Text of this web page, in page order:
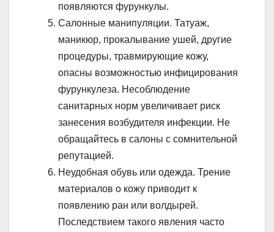
появляются фурункулы.
Салонные манипуляции. Татуаж,
маникюр, прокалывание ушей, другие
процедуры, травмирующие кожу,
опасны возможностью инфицирования
фурункулеза. Несоблюдение
санитарных норм увеличивает риск
занесения возбудителя инфекции. Не
обращайтесь в салоны с сомнительной
репутацией.
Неудобная обувь или одежда. Трение
материалов о кожу приводит к
появлению ран или волдырей.
Последствием такого явления часто